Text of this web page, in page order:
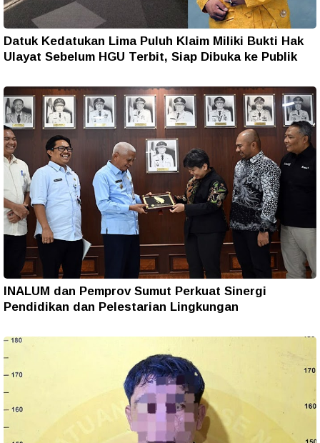
Datuk Kedatukan Lima Puluh Klaim Miliki Bukti Hak
Ulayat Sebelum HGU Terbit, Siap Dibuka ke Publik
INALUM dan Pemprov Sumut Perkuat Sinergi
Pendidikan dan Pelestarian Lingkungan